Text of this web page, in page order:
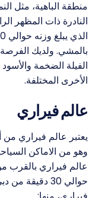
منطقة الباهية، مثل
النادرة ذات المظهر
بالمشي. ولديك
الفيلة الضخمة والأسود
الأخرى المختلفة.
عالم فيراري
يعتبر عالم فيراري من
وهو من الاماكن
عالم فيراري بالقرب